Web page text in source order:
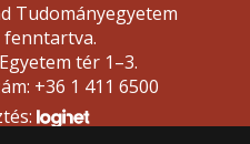
Tudományegyetem
tér 1–3.
+36 1 411 6500